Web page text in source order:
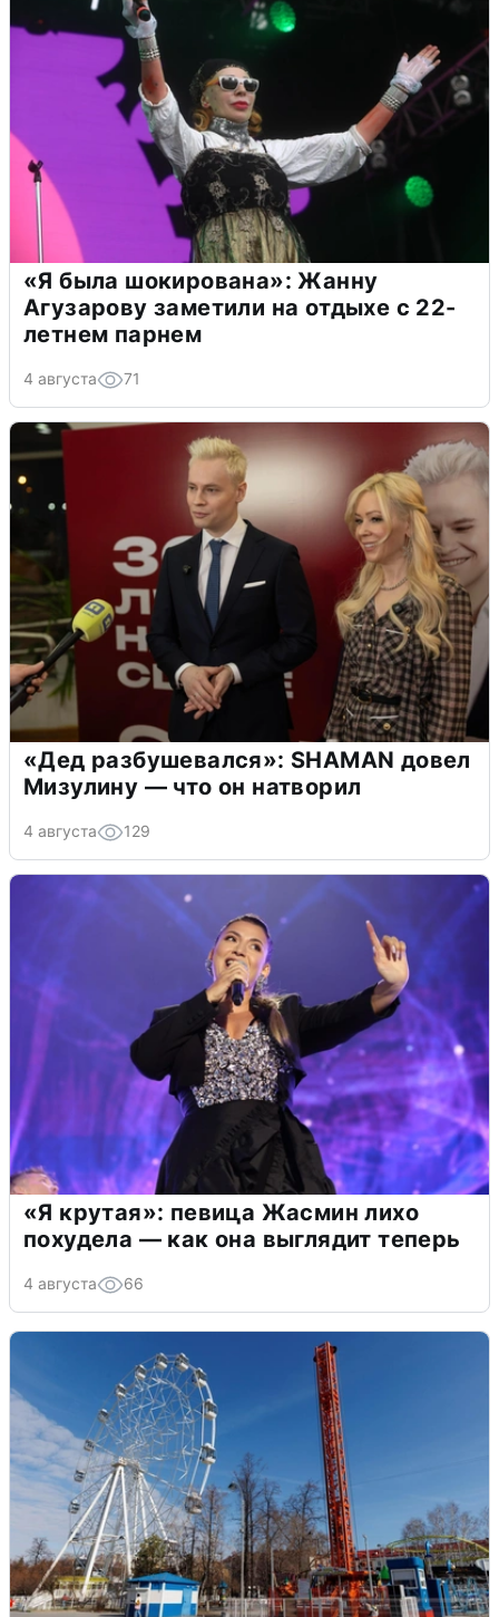
«Я была шокирована»: Жанну
Агузарову заметили на отдыхе с 22-
летнем парнем
4 августа 71
«Дед разбушевался»: SHAMAN довел
Мизулину — что он натворил
4 августа 129
«Я крутая»: певица Жасмин лихо
похудела — как она выглядит теперь
4 августа 66